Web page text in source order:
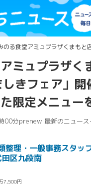
る食堂アミュプラザくまもと店で「JAかみましきフェア」開催
ミュプラザく
しきフェア」
限定メニュー
00分prenew 最新のニュース
ついてポスト
事について
整理・一般事務スタ
区九段南
7,500円